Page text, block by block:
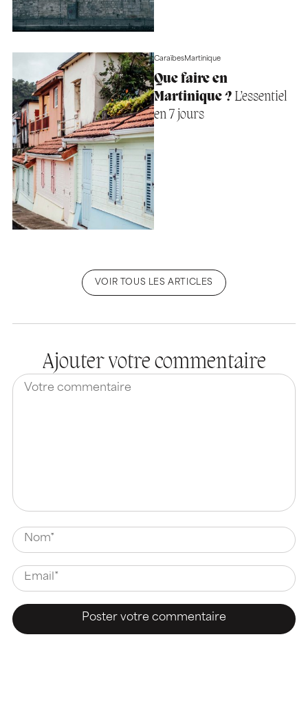
CaraïbesMartinique
Que faire en
Martinique ?L’essentiel
en 7 jours
VOIR TOUS LES ARTICLES
Ajouter votre commentaire